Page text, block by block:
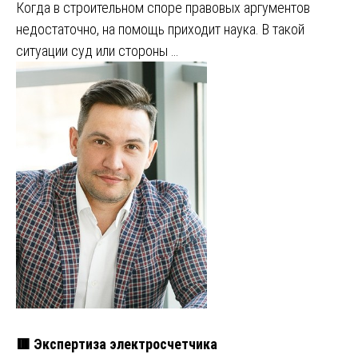
Когда в строительном споре правовых аргументов
недостаточно, на помощь приходит наука. В такой
ситуации суд или стороны …
🟥 Экспертиза электросчетчика